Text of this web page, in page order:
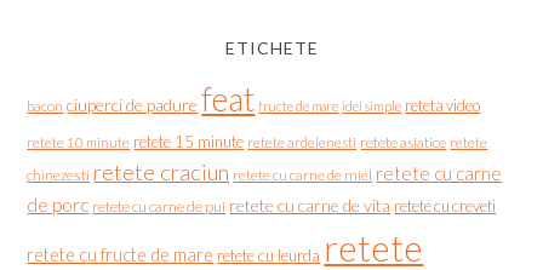
ETICHETE
bacon ciuperci de padure feat fructe de mare idei simple reteta video
retete 10 minute retete 15 minute retete ardelenesti retete asiatice retete
chinezesti retete craciun retete cu carne de miel retete cu carne
de porc retete cu carne de pui retete cu carne de vita retete cu creveti
retete cu fructe de mare retete cu leurda retete